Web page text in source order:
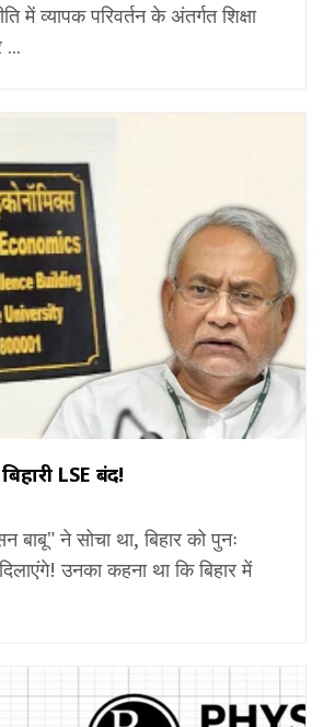
में व्यापक परिवर्तन के अंतर्गत शिक्षा
...
LSE बंद!
बाबू" ने सोचा था, बिहार को पुनः
उनका कहना था कि बिहार में